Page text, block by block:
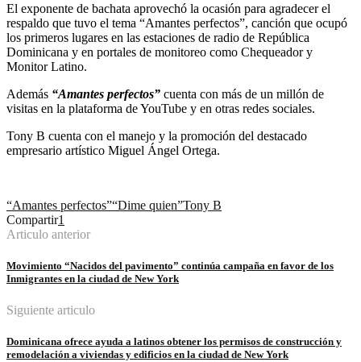
El exponente de bachata aprovechó la ocasión para agradecer el
respaldo que tuvo el tema “Amantes perfectos”, canción que ocupó
los primeros lugares en las estaciones de radio de República
Dominicana y en portales de monitoreo como Chequeador y
Monitor Latino.
Además “Amantes perfectos” cuenta con más de un millón de
visitas en la plataforma de YouTube y en otras redes sociales.
Tony B cuenta con el manejo y la promoción del destacado
empresario artístico Miguel Ángel Ortega.
“Amantes perfectos”“Dime quien”Tony B
Compartir1
Articulo anterior
Movimiento “Nacidos del pavimento” continúa campaña en favor de los
Inmigrantes en la ciudad de New York
Siguiente articulo
Dominicana ofrece ayuda a latinos obtener los permisos de construcción y
remodelación a viviendas y edificios en la ciudad de New York